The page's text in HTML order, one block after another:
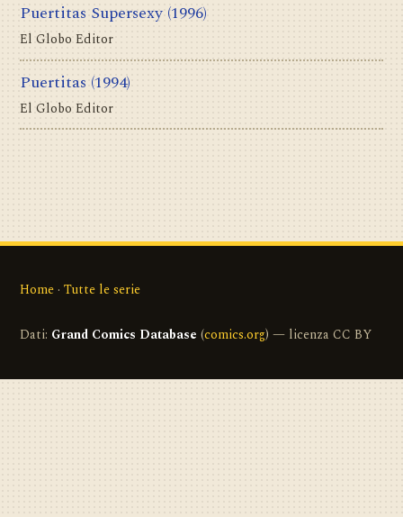
Puertitas Supersexy (1996)
El Globo Editor
Puertitas (1994)
El Globo Editor
Home · Tutte le serie
Dati: Grand Comics Database (comics.org) — licenza CC BY